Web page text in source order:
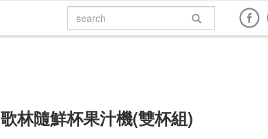
實體店面購買 說明書下載
歌林隨鮮杯果汁機(雙杯組)